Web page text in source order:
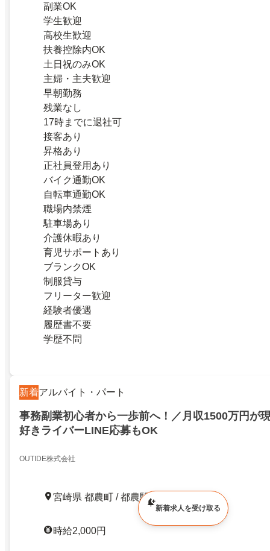
副業OK
学生歓迎
高校生歓迎
扶養控除内OK
土日祝のみOK
主婦・主夫歓迎
早朝勤務
残業なし
17時までに退社可
接客あり
昇格あり
正社員登用あり
バイク通勤OK
自転車通勤OK
職場内禁煙
駐車場あり
介護休暇あり
育児サポートあり
ブランクOK
制服貸与
フリーター歓迎
経験者優遇
履歴書不要
学歴不問
新着アルバイト・パート
事務副業初心者から一歩前へ！／月収1500万円が
好きライバーLINE応募もOK
OUTIDE株式会社
宮崎県 都農町 / 都農駅
時給2,000円
新着求人を受け取る